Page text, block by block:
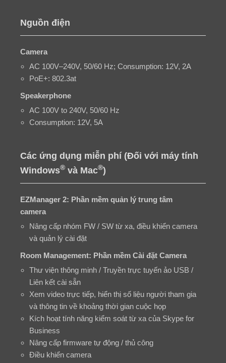
Nguồn điện
Camera
AC 100V–240V, 50/60 Hz; Consumption: 12V, 2A
PoE+: 802.3at
Speakerphone
AC 100V to 240V, 50/60 Hz
Consumption: 12V, 5A
Các ứng dụng miễn phí (Đối với máy tính
Windows® và Mac®)
EZManager 2: Phần mềm quản lý trung tâm
camera
Nâng cấp nhóm FW / SW từ xa, điều khiển camera
và quản lý cài đặt
Room Management: Phần mềm Cài đặt Camera
Thư viện thông minh / Truyền trực tuyến ảo USB /
Liên kết cài sẵn
Xem video trực tiếp, hiển thị số liệu người tham gia
và thông tin về khoảng thời gian cuộc họp
Kích hoạt tính năng kiểm soát từ xa của Skype for
Business
Nâng cấp firmware tự động / thủ công
Điều khiển camera